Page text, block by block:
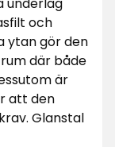
och
ytan gör den
där både
är
att den
Glanstal